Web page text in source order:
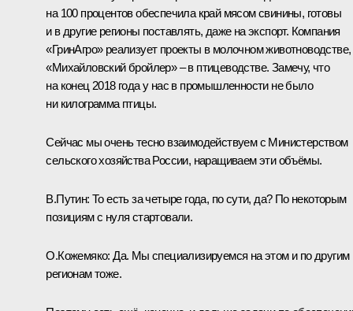
на 100 процентов обеспечила край мясом свинины, готовы
и в другие регионы поставлять, даже на экспорт. Компания
«ГринАгро» реализует проекты в молочном животноводстве,
«Михайловский бройлер» – в птицеводстве. Замечу, что
на конец 2018 года у нас в промышленности не было
ни килограмма птицы.
Сейчас мы очень тесно взаимодействуем с Министерством
сельского хозяйства России, наращиваем эти объёмы.
В.Путин: То есть за четыре года, по сути, да? По некоторым
позициям с нуля стартовали.
О.Кожемяко: Да. Мы специализируемся на этом и по другим
регионам тоже.